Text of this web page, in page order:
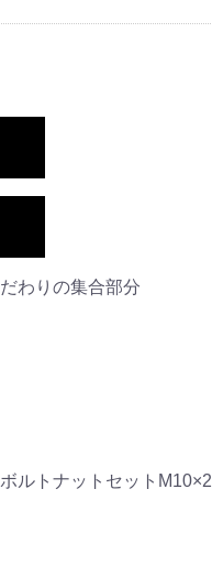
わりの集合部分
ルトナットセットM10×2